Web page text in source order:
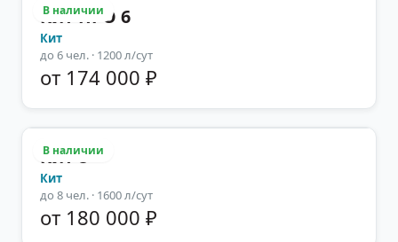
В наличии
Кит ПРО 6
Кит
до 6 чел. · 1200 л/сут
от 174 000 ₽
В наличии
Кит 8
Кит
до 8 чел. · 1600 л/сут
от 180 000 ₽